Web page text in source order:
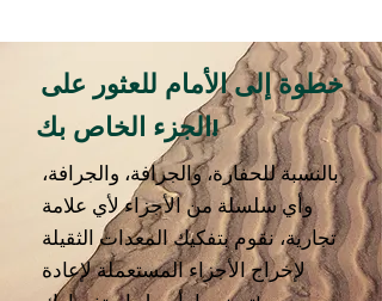
خطوة إلى الأمام للعثور على
الجزء الخاص بك!
بالنسبة للحفارة، والجرافة، والجرافة،
وأي سلسلة من الأجزاء لأي علامة
تجارية، نقوم بتفكيك المعدات الثقيلة
لإخراج الأجزاء المستعملة لإعادة